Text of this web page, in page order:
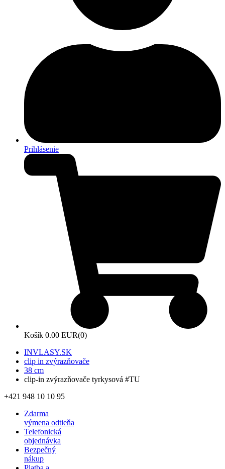
Prihlásenie
Košík 0.00 EUR(0)
INVLASY.SK
clip in zvýrazňovače
38 cm
clip-in zvýrazňovače tyrkysová #TU
+421 948 10 10 95
Zdarma
výmena odtieňa
Telefonická
objednávka
Bezpečný
nákup